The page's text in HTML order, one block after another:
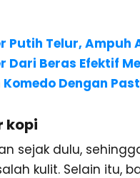
Putih Telur, Ampuh
Dari Beras Efektif
Dengan
kopi
sejak dulu,
kulit. Selain itu,